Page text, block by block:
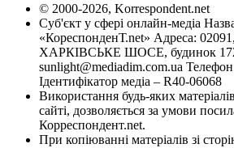
© 2000-2026, Korrespondent.net
Суб'єкт у сфері онлайн-медіа
«КореспонденТ.net» Адреса:
ХАРКІВСЬКЕ ШОСЕ, будинок
sunlight@mediadim.com.ua
Ідентифікатор медіа – R40-06068
Використання будь-яких
сайті, дозволяється за умови
Корреспондент.net.
При копіюванні матеріалів зі